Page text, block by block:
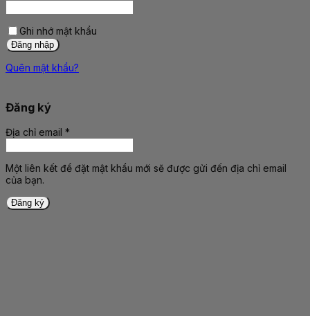
Ghi nhớ mật khẩu
Đăng nhập
Quên mật khẩu?
Đăng ký
Địa chỉ email *
Bắt
Một liên kết để đặt mật khẩu mới sẽ được gửi đến địa chỉ email
của bạn.
Đăng ký